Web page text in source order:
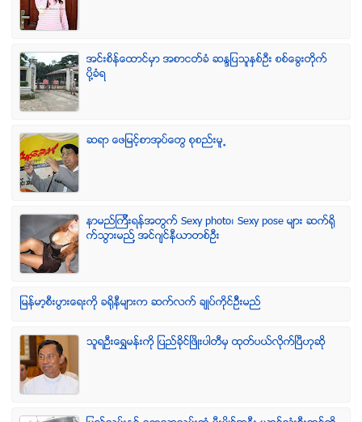
အင္းစိန္ေထာင္မွာ အစာငတ္ခံ ဆႏၵျပသူႏွစ္ဦး စစ္ေခြးတုိက္
ပုိ႔ခံရ
ဆရာ ေဖျမင့္စာအုပ္ေတြ စုစည္းမူ႕
နာမည္ၾကီးရန္အတြက္ Sexy photo၊ Sexy pose မ်ား ဆက္ရို
က္သြားမည္႔ အင္ဂ်င္နီယာတစ္ဦး
ျမန္မာ့စီးပြားေရးကို ခရိုနီမ်ားက ဆက္လက္ ခ်ဳပ္ကိုင္ဥိီးမည္
သူရဦးေရႊမန္းကို ျပည္ခိုင္ျဖိဳးပါတီမွ ထုတ္ပယ္လိုက္ျပီဟုဆို